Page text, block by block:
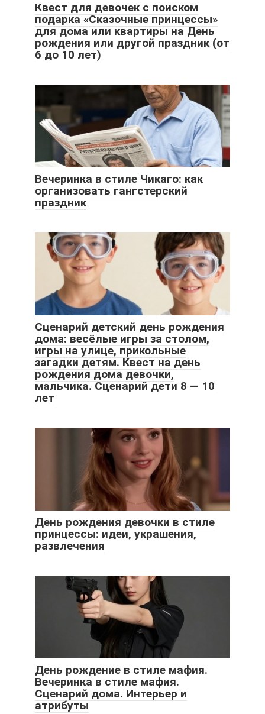
Квест для девочек с поиском
подарка «Сказочные принцессы»
для дома или квартиры на День
рождения или другой праздник (от
6 до 10 лет)
Вечеринка в стиле Чикаго: как
организовать гангстерский
праздник
Сценарий детский день рождения
дома: весёлые игры за столом,
игры на улице, прикольные
загадки детям. Квест на день
рождения дома девочки,
мальчика. Сценарий дети 8 — 10
лет
День рождения девочки в стиле
принцессы: идеи, украшения,
развлечения
День рождение в стиле мафия.
Вечеринка в стиле мафия.
Сценарий дома. Интерьер и
атрибуты